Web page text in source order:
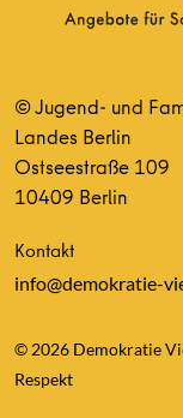
© Jugend- und
Landes Berlin
Ostseestraße 109
10409 Berlin
Kontakt
info@demokratie-
© 2026 Demokratie
Respekt